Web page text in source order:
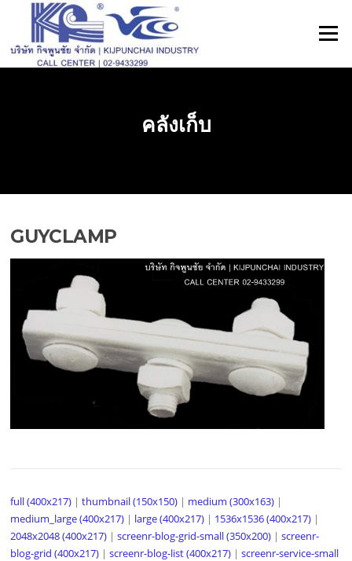
เมนู
คลังเก็บ
GUYCLAMP
full (400x217) |thumbnail (150x150) | medium (300x163) |
medium_large (400x217) | large (400x217) | 1536x1536 (400x217) |
2048x2048 (400x217) |screenr-blog-grid-small (350x200) |screenr-
blog-grid (400x217) |screenr-blog-list (400x217) |screenr-service-small